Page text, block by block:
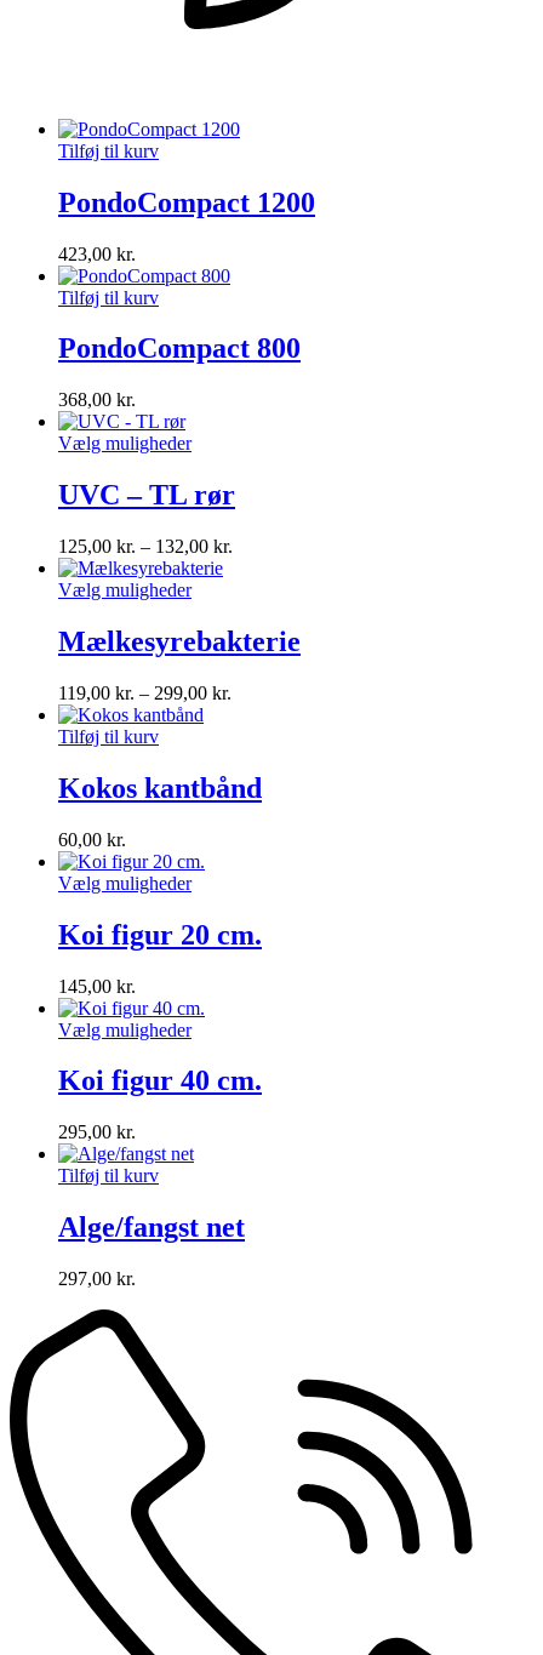
Tilføj til kurv
PondoCompact 1200
423,00 kr.
Tilføj til kurv
PondoCompact 800
368,00 kr.
Vælg muligheder
UVC – TL rør
125,00 kr. – 132,00 kr.
Vælg muligheder
Mælkesyrebakterie
119,00 kr. – 299,00 kr.
Tilføj til kurv
Kokos kantbånd
60,00 kr.
Vælg muligheder
Koi figur 20 cm.
145,00 kr.
Vælg muligheder
Koi figur 40 cm.
295,00 kr.
Tilføj til kurv
Alge/fangst net
297,00 kr.